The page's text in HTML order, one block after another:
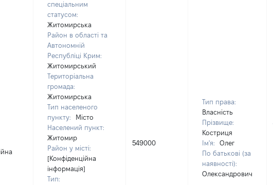
спеціальним
статусом:
Житомирська
Район в області та
Автономній
Республіці Крим:
Житомирський
Територіальна
громада:
Житомирська
Тип населеного
пункту:
Місто
Населений пункт:
Житомир
Район у місті:
[Конфіденційна
інформація]
Тип:
549000
Тип права:
Власність
Прізвище:
Костриця
Ім'я:
Олег
По батькові (за
наявності):
Олександрович